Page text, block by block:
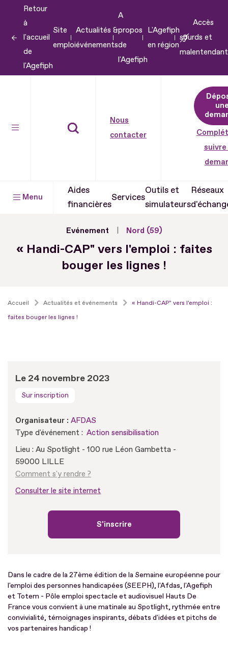
contenu
Retour
à
l'accueil
de
l'Agefiph
Site
emploi
Actualités &
événements
A
propos
de
l'Agefiph
L'Agefiph
en région
Accès
sourds et
Nous
contacter
suivre
Menu
Aides
financières
Services
Outils et
simulateurs
Réseaux
Evénement Nord (59)
« Handi-CAP" vers l'emploi : faites
bouger les lignes !
Accueil Actualités et événements
« Handi-CAP" vers l'emploi :
faites bouger les lignes !
Le 24 novembre 2023
Sur inscription
Organisateur : AFDAS
Type d'événement : Action sensibilisation
Lieu : Au Spotlight - 100 rue Léon Gambetta -
59000 LILLE
Comment s'y rendre ?
Consulter le site internet
S'inscrire
Dans le cadre de la 27ème édition de la Semaine européenne pour
l'emploi des personnes handicapées (SEEPH), l'Afdas, l'Agefiph
et Totem - Pôle emploi spectacle et audiovisuel Hauts De
France vous convient à une matinale au Spotlight, rythmée entre
convivialité, témoignages inspirants, débats d'idées et pitchs de
vos partenaires handicap !